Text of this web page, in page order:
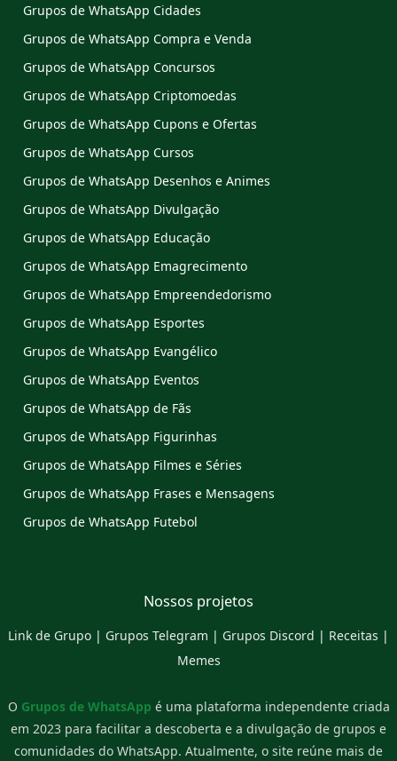
Grupos de WhatsApp Cidades
Grupos de WhatsApp Compra e Venda
Grupos de WhatsApp Concursos
Grupos de WhatsApp Criptomoedas
Grupos de WhatsApp Cupons e Ofertas
Grupos de WhatsApp Cursos
Grupos de WhatsApp Desenhos e Animes
Grupos de WhatsApp Divulgação
Grupos de WhatsApp Educação
Grupos de WhatsApp Emagrecimento
Grupos de WhatsApp Empreendedorismo
Grupos de WhatsApp Esportes
Grupos de WhatsApp Evangélico
Grupos de WhatsApp Eventos
Grupos de WhatsApp de Fãs
Grupos de WhatsApp Figurinhas
Grupos de WhatsApp Filmes e Séries
Grupos de WhatsApp Frases e Mensagens
Grupos de WhatsApp Futebol
Nossos projetos
Link de Grupo | Grupos Telegram | Grupos Discord | Receitas |
Memes
O Grupos de WhatsApp é uma plataforma independente criada
em 2023 para facilitar a descoberta e a divulgação de grupos e
comunidades do WhatsApp. Atualmente, o site reúne mais de